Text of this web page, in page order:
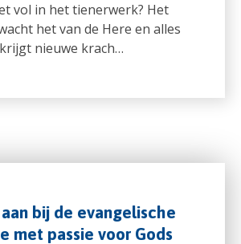
vol in het tienerwerk? Het
het van de Here en alles
nieuwe krach…
bij de evangelische
met passie voor Gods